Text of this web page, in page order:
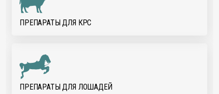
ПРЕПАРАТЫ ДЛЯ КРС
ПРЕПАРАТЫ ДЛЯ ЛОШАДЕЙ